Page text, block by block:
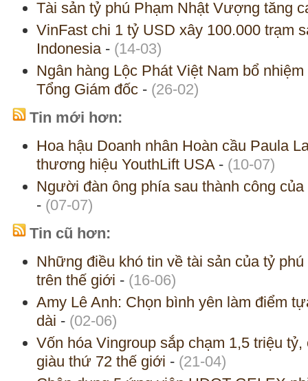
Tài sản tỷ phú Phạm Nhật Vượng tăng
VinFast chi 1 tỷ USD xây 100.000 trạm
Indonesia- (14-03)
Ngân hàng Lộc Phát Việt Nam bổ
Tổng Giám đốc - (26-02)
Tin mới hơn:
Hoa hậu Doanh nhân Hoàn cầu Paula
thương hiệu YouthLift USA- (10-07)
Người đàn ông phía sau thành công
- (07-07)
Tin cũ hơn:
Những điều khó tin về tài sản của tỷ
trên thế giới - (16-06)
Amy Lê Anh: Chọn bình yên làm điểm
dài - (02-06)
Vốn hóa Vingroup sắp chạm 1,5 triệu
giàu thứ 72 thế giới - (21-04)